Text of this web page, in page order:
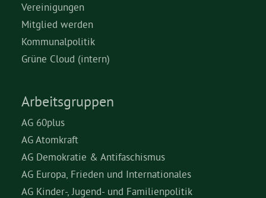
Vereinigungen
Mitglied werden
Kommunalpolitik
Grüne Cloud (intern)
Arbeitsgruppen
AG 60plus
AG Atomkraft
AG Demokratie & Antifaschismus
AG Europa, Frieden und Internationales
AG Kinder-, Jugend- und Familienpolitik